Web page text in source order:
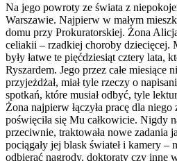
Na jego powroty ze świata z
Warszawie. Najpierw w małym
domu przy Prokuratorskiej. Żona
celiakii – rzadkiej choroby dziecięcej.
były łatwe te pięćdziesiąt cztery lata,
Ryszardem. Jego przez całe miesiące
przyjeżdżał, miał tyle rzeczy o
spotkań, które musiał odbyć, tyle
Żona najpierw łączyła pracę dla
poświęciła się Mu całkowicie. Nigdy
przeciwnie, traktowała nowe zadania
pociągały jej blask świateł i kamery –
odbierać nagrody, doktoraty czy inne